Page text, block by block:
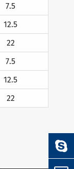
7.5
12.5
22
7.5
12.5
22